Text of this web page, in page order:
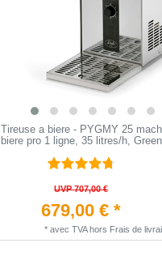
Tireuse a biere - PYGMY 25
biere pro 1 ligne, 35 litres/h,
UVP 707,00 €
679,00 € *
* avec TVAhors Frais de